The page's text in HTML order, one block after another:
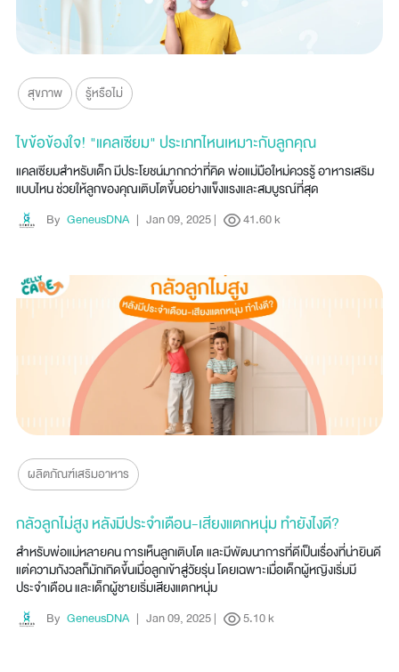
สุขภาพ รู้หรือไม่
ไขข้อข้องใจ! "แคลเซียม" ประเภทไหนเหมาะกับลูกคุณ
แคลเซียมสำหรับเด็ก มีประโยชน์มากกว่าที่คิด พ่อแม่มือใหม่ควรรู้ อาหารเสริม
แบบไหน ช่วยให้ลูกของคุณเติบโตขึ้นอย่างแข็งแรงและสมบูรณ์ที่สุด
By GeneusDNA | Jan 09, 2025| 41.60 k
ผลิตภัณฑ์เสริมอาหาร
กลัวลูกไม่สูง หลังมีประจำเดือน-เสียงแตกหนุ่ม ทำยังไงดี?
สำหรับพ่อแม่หลายคน การเห็นลูกเติบโต และมีพัฒนาการที่ดีเป็นเรื่องที่น่ายินดี
แต่ความกังวลก็มักเกิดขึ้นเมื่อลูกเข้าสู่วัยรุ่น โดยเฉพาะเมื่อเด็กผู้หญิงเริ่มมี
ประจำเดือน และเด็กผู้ชายเริ่มเสียงแตกหนุ่ม
By GeneusDNA | Jan 09, 2025| 5.10 k